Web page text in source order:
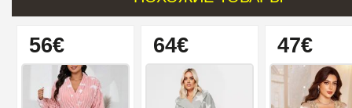
56€ 64€ 47€